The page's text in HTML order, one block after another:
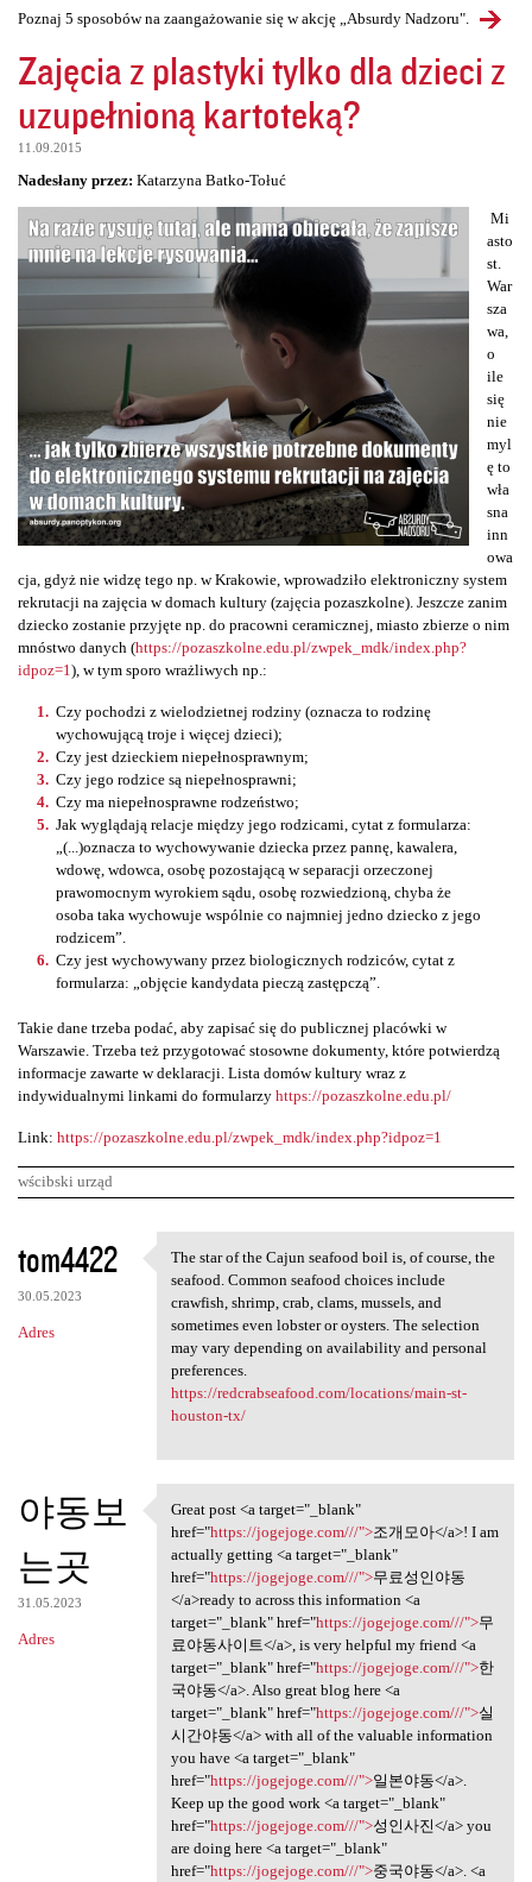
Poznaj 5 sposobów na zaangażowanie się w akcję „Absurdy Nadzoru".
Zajęcia z plastyki tylko dla dzieci z
uzupełnioną kartoteką?
11.09.2015
Nadesłany przez: Katarzyna Batko-Tołuć
Mi
asto
st.
War
sza
wa,
o
ile
się
nie
myl
ę to
wła
sna
inn
owa
cja, gdyż nie widzę tego np. w Krakowie, wprowadziło elektroniczny system
rekrutacji na zajęcia w domach kultury (zajęcia pozaszkolne). Jeszcze zanim
dziecko zostanie przyjęte np. do pracowni ceramicznej, miasto zbierze o nim
mnóstwo danych (https://pozaszkolne.edu.pl/zwpek_mdk/index.php?
idpoz=1), w tym sporo wrażliwych np.:
Czy pochodzi z wielodzietnej rodziny (oznacza to rodzinę
wychowującą troje i więcej dzieci);
Czy jest dzieckiem niepełnosprawnym;
Czy jego rodzice są niepełnosprawni;
Czy ma niepełnosprawne rodzeństwo;
Jak wyglądają relacje między jego rodzicami, cytat z formularza:
„(...)oznacza to wychowywanie dziecka przez pannę, kawalera,
wdowę, wdowca, osobę pozostającą w separacji orzeczonej
prawomocnym wyrokiem sądu, osobę rozwiedzioną, chyba że
osoba taka wychowuje wspólnie co najmniej jedno dziecko z jego
rodzicem”.
Czy jest wychowywany przez biologicznych rodziców, cytat z
formularza: „objęcie kandydata pieczą zastępczą”.
Takie dane trzeba podać, aby zapisać się do publicznej placówki w
Warszawie. Trzeba też przygotować stosowne dokumenty, które potwierdzą
informacje zawarte w deklaracji. Lista domów kultury wraz z
indywidualnymi linkami do formularzy https://pozaszkolne.edu.pl/
Link: https://pozaszkolne.edu.pl/zwpek_mdk/index.php?idpoz=1
wścibski urząd
K
o
m
e
z
e
tom4422
30.05.2023
Adres
The star of the Cajun seafood
The star of the Cajun seafood boil is, of course, the
seafood. Common seafood choices include
crawfish, shrimp, crab, clams, mussels, and
sometimes even lobster or oysters. The selection
may vary depending on availability and personal
preferences.
https://redcrabseafood.com/locations/main-st-
houston-tx/
야동보
는곳
31.05.2023
Adres
Great post <a target="_blank"
Great post <a target="_blank"
href="https://jogejoge.com///">조개모아</a>! I am
actually getting <a target="_blank"
href="https://jogejoge.com///">무료성인야동
</a>ready to across this information <a
target="_blank" href="https://jogejoge.com///">무
료야동사이트</a>, is very helpful my friend <a
target="_blank" href="https://jogejoge.com///">한
국야동</a>. Also great blog here <a
target="_blank" href="https://jogejoge.com///">실
시간야동</a> with all of the valuable information
you have <a target="_blank"
href="https://jogejoge.com///">일본야동</a>.
Keep up the good work <a target="_blank"
href="https://jogejoge.com///">성인사진</a> you
are doing here <a target="_blank"
href="https://jogejoge.com///">중국야동</a>. <a